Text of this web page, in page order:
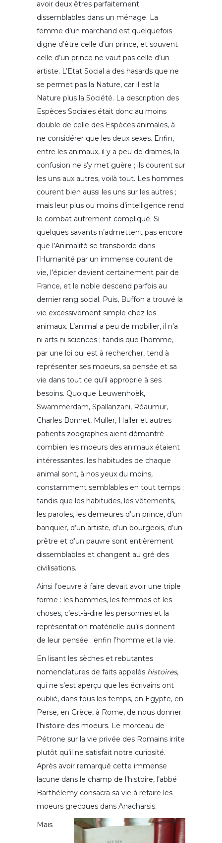
avoir deux êtres parfaitement
dissemblables dans un ménage. La
femme d’un marchand est quelquefois
digne d’être celle d’un prince, et souvent
celle d’un prince ne vaut pas celle d’un
artiste. L’Etat Social a des hasards que ne
se permet pas la Nature, car il est la
Nature plus la Société. La description des
Espèces Sociales était donc au moins
double de celle des Espèces animales, à
ne considérer que les deux sexes. Enfin,
entre les animaux, il y a peu de drames, la
confusion ne s’y met guère ; ils courent sur
les uns aux autres, voilà tout. Les hommes
courent bien aussi les uns sur les autres ;
mais leur plus ou moins d’intelligence rend
le combat autrement compliqué. Si
quelques savants n’admettent pas encore
que l’Animalité se transborde dans
l’Humanité par un immense courant de
vie, l’épicier devient certainement pair de
France, et le noble descend parfois au
dernier rang social. Puis, Buffon a trouvé la
vie excessivement simple chez les
animaux. L’animal a peu de mobilier, il n’a
ni arts ni sciences ; tandis que l’homme,
par une loi qui est à rechercher, tend à
représenter ses moeurs, sa pensée et sa
vie dans tout ce qu’il approprie à ses
besoins. Quoique Leuwenhoëk,
Swammerdam, Spallanzani, Réaumur,
Charles Bonnet, Muller, Haller et autres
patients zoographes aient démontré
combien les moeurs des animaux étaient
intéressantes, les habitudes de chaque
animal sont, à nos yeux du moins,
constamment semblables en tout temps ;
tandis que les habitudes, les vêtements,
les paroles, les demeures d’un prince, d’un
banquier, d’un artiste, d’un bourgeois, d’un
prêtre et d’un pauvre sont entièrement
dissemblables et changent au gré des
civilisations.
Ainsi l’oeuvre à faire devait avoir une triple
forme : les hommes, les femmes et les
choses, c’est-à-dire les personnes et la
représentation matérielle qu’ils donnent
de leur pensée ; enfin l’homme et la vie.
En lisant les sèches et rebutantes
nomenclatures de faits appelés histoires,
qui ne s’est aperçu que les écrivains ont
oublié, dans tous les temps, en Egypte, en
Perse, en Grèce, à Rome, de nous donner
l’histoire des moeurs. Le morceau de
Pétrone sur la vie privée des Romains irrite
plutôt qu’il ne satisfait notre curiosité.
Après avoir remarqué cette immense
lacune dans le champ de l’histoire, l’abbé
Barthélemy consacra sa vie à refaire les
moeurs grecques dans Anacharsis.
Mais